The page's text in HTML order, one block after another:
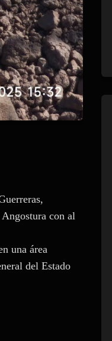
con al
una área
del Estado